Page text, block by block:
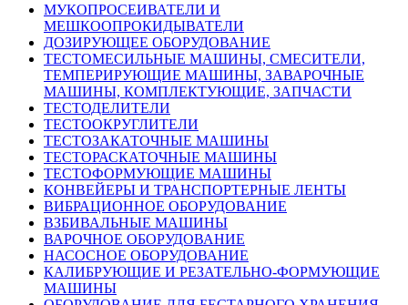
МУКОПРОСЕИВАТЕЛИ И
МЕШКООПРОКИДЫВАТЕЛИ
ДОЗИРУЮЩЕЕ ОБОРУДОВАНИЕ
ТЕСТОМЕСИЛЬНЫЕ МАШИНЫ, СМЕСИТЕЛИ,
ТЕМПЕРИРУЮЩИЕ МАШИНЫ, ЗАВАРОЧНЫЕ
МАШИНЫ, КОМПЛЕКТУЮЩИЕ, ЗАПЧАСТИ
ТЕСТОДЕЛИТЕЛИ
ТЕСТООКРУГЛИТЕЛИ
ТЕСТОЗАКАТОЧНЫЕ МАШИНЫ
ТЕСТОРАСКАТОЧНЫЕ МАШИНЫ
ТЕСТОФОРМУЮЩИЕ МАШИНЫ
КОНВЕЙЕРЫ И ТРАНСПОРТЕРНЫЕ ЛЕНТЫ
ВИБРАЦИОННОЕ ОБОРУДОВАНИЕ
ВЗБИВАЛЬНЫЕ МАШИНЫ
ВАРОЧНОЕ ОБОРУДОВАНИЕ
НАСОСНОЕ ОБОРУДОВАНИЕ
КАЛИБРУЮЩИЕ И РЕЗАТЕЛЬНО-ФОРМУЮЩИЕ
МАШИНЫ